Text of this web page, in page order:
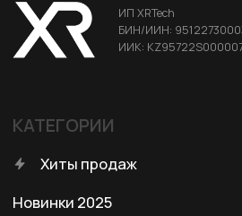
+7 (701) 202-04-00
КОНТАКТЫ
Условия доставки
Условия оплаты
Политика конфиденциальности